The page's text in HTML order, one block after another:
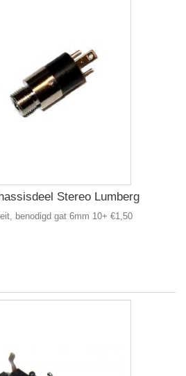
Stereo Lumberg
benodigd gat 6mm 10+ €1,50